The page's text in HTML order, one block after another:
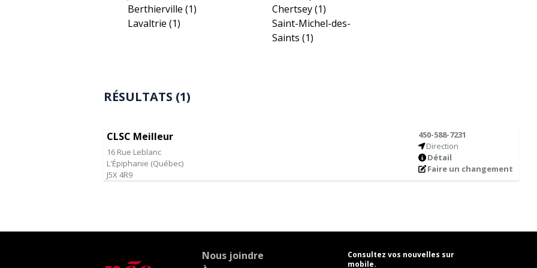
Berthierville (1)
Lavaltrie (1)
Chertsey(1)
Saint-Michel-des-
Saints (1)
RÉSULTATS (1)
CLSC Meilleur
16 Rue Leblanc
L'Épiphanie (Québec)
J5X 4R9
450-588-7231
Direction
Détail
Faire un changement
Nous joindre
Consultez vos nouvelles sur
mobile.